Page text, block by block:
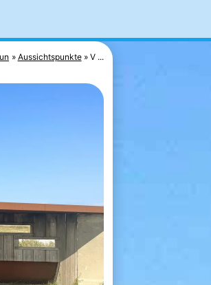
Aussichtspunkte V ...